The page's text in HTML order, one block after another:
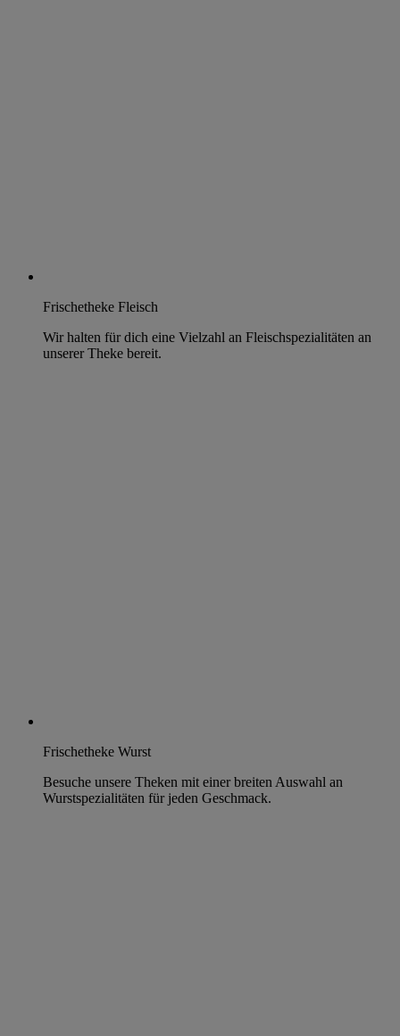
Frischetheke Fleisch
Wir halten für dich eine Vielzahl an Fleischspezialitäten an
unserer Theke bereit.
Frischetheke Wurst
Besuche unsere Theken mit einer breiten Auswahl an
Wurstspezialitäten für jeden Geschmack.